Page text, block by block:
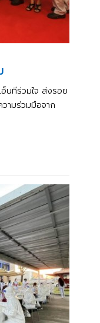
นทีร่วมใจ ส่งรอย
ามร่วมมือจาก